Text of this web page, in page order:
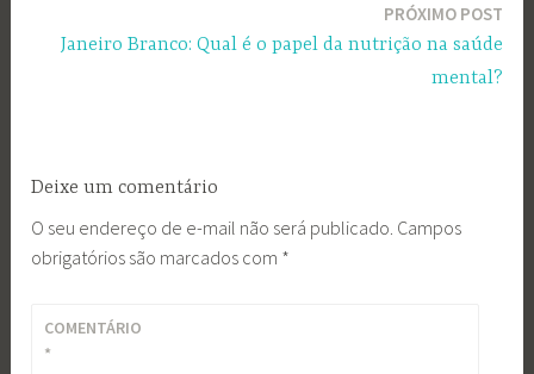
PRÓXIMO POST
Janeiro Branco: Qual é o papel da nutrição na saúde
mental?
Deixe um comentário
O seu endereço de e-mail não será publicado. Campos
obrigatórios são marcados com *
COMENTÁRIO
*